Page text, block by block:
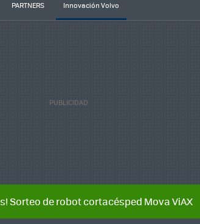
PARTNERS Innovación Volvo
Sorteo de robot cortacésped Mova ViAX